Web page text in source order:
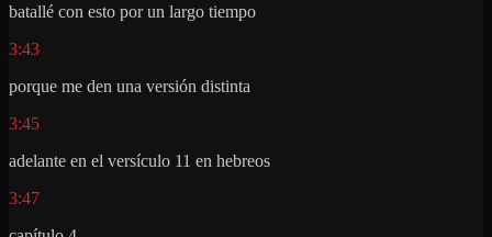
batallé con esto por un largo tiempo
3:43
porque me den una versión distinta
3:45
adelante en el versículo 11 en hebreos
3:47